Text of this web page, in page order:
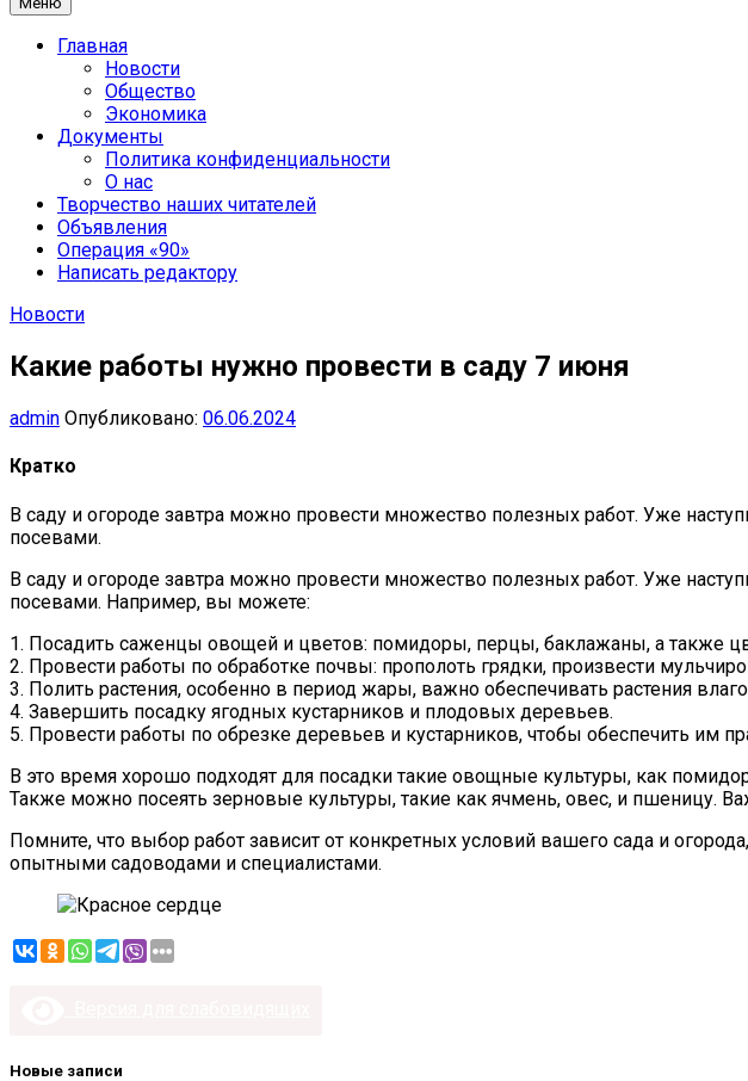
Главная
Новости
Общество
Экономика
Документы
Политика конфиденциальности
О нас
Творчество наших читателей
Объявления
Операция «90»
Написать редактору
Новости
Какие работы нужно провести в саду 7 июня
admin Опубликовано: 06.06.2024
Кратко
В саду и огороде завтра можно провести множество полезных работ. Уже
посевами.
В саду и огороде завтра можно провести множество полезных работ. Уже
посевами. Например, вы можете:
1. Посадить саженцы овощей и цветов: помидоры, перцы, баклажаны, а также
2. Провести работы по обработке почвы: прополоть грядки, произвести
3. Полить растения, особенно в период жары, важно обеспечивать растения
4. Завершить посадку ягодных кустарников и плодовых деревьев.
5. Провести работы по обрезке деревьев и кустарников, чтобы обеспечить им
В это время хорошо подходят для посадки такие овощные культуры, как
Также можно посеять зерновые культуры, такие как ячмень, овес, и пшеницу.
Помните, что выбор работ зависит от конкретных условий вашего сада и
опытными садоводами и специалистами.
Новые записи